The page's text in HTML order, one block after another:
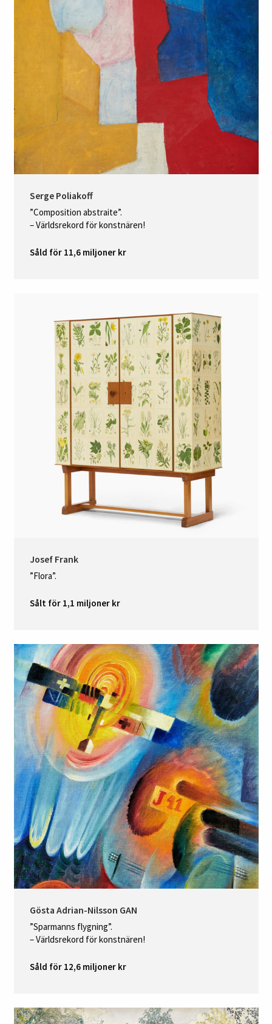
Serge Poliakoff
”Composition abstraite”.
– Världsrekord för konstnären!
Såld för 11,6 miljoner kr
Josef Frank
”Flora”.
Sålt för 1,1 miljoner kr
Gösta Adrian-Nilsson GAN
”Sparmanns flygning”.
– Världsrekord för konstnären!
Såld för 12,6 miljoner kr